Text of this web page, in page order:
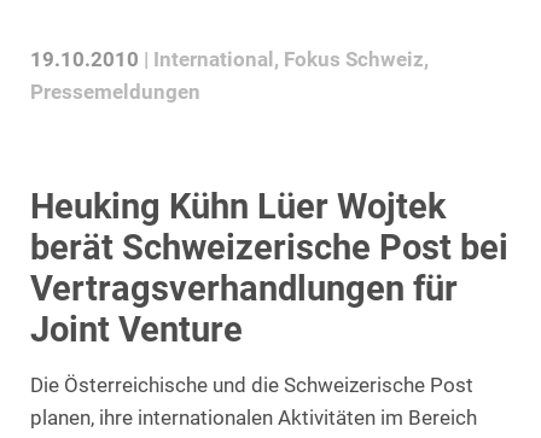
19.10.2010 International
Fokus Schweiz
Pressemeldungen
Heuking Kühn Lüer Wojtek
berät Schweizerische Post bei
Vertragsverhandlungen für
Joint Venture
Die Österreichische und die Schweizerische Post
planen, ihre internationalen Aktivitäten im Bereich